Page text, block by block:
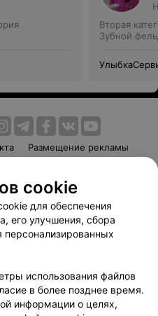
Вторая
Зубной
Размещение рекламы
Способы оплаты
Партнеры
103.by
данных
cookie
для обеспечения
его улучшения, сбора
персонализированных
использования файлов
в более позднее время.
информации о целях,